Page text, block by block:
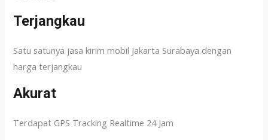
Terjangkau
Satu satunya jasa kirim mobil Jakarta Surabaya dengan
harga terjangkau
Akurat
Terdapat GPS Tracking Realtime 24 Jam